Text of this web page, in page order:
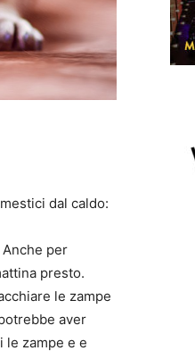
dal caldo:
per
presto.
le zampe
aver
le zampe e e